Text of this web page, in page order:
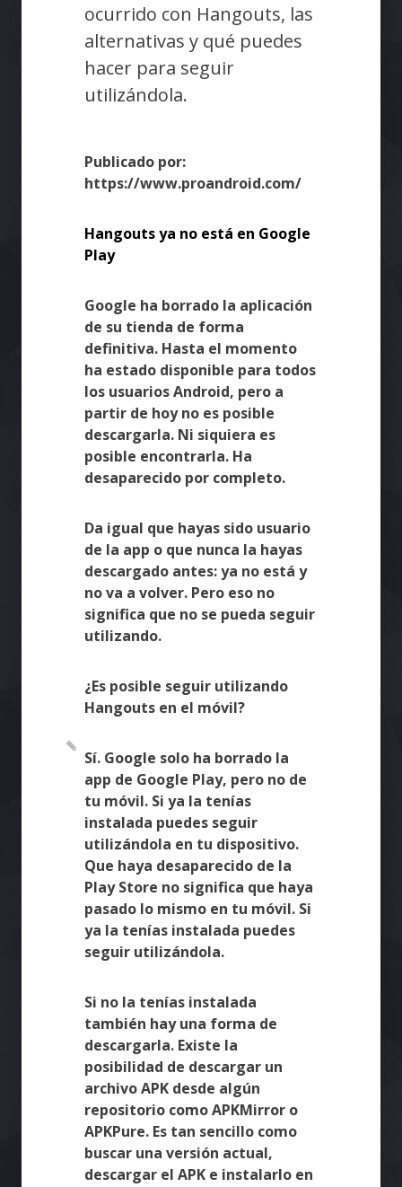
ocurrido con Hangouts, las
alternativas y qué puedes
hacer para seguir
utilizándola.
Publicado por:
https://www.proandroid.com/
Hangouts ya no está en Google
Play
Google ha borrado la aplicación
de su tienda de forma
definitiva. Hasta el momento
ha estado disponible para todos
los usuarios Android, pero a
partir de hoy no es posible
descargarla. Ni siquiera es
posible encontrarla. Ha
desaparecido por completo.
Da igual que hayas sido usuario
de la app o que nunca la hayas
descargado antes: ya no está y
no va a volver. Pero eso no
significa que no se pueda seguir
utilizando.
¿Es posible seguir utilizando
Hangouts en el móvil?
Sí. Google solo ha borrado la
app de Google Play, pero no de
tu móvil. Si ya la tenías
instalada puedes seguir
utilizándola en tu dispositivo.
Que haya desaparecido de la
Play Store no significa que haya
pasado lo mismo en tu móvil. Si
ya la tenías instalada puedes
seguir utilizándola.
Si no la tenías instalada
también hay una forma de
descargarla. Existe la
posibilidad de descargar un
archivo APK desde algún
repositorio como APKMirror o
APKPure. Es tan sencillo como
buscar una versión actual,
descargar el APK e instalarlo en